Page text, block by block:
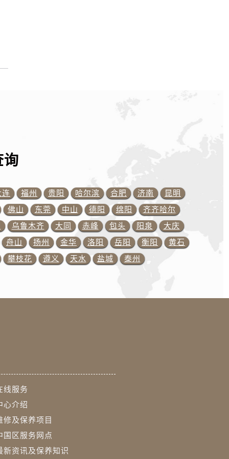
约）
询
连 福州 贵阳 哈尔滨 合肥 济南
昆明
佛山 东莞 中山 德阳 绵阳
齐齐哈尔
乌鲁木齐 大同 赤峰 包头 阳泉
大庆
舟山 扬州 金华 洛阳 岳阳 衡阳
黄石
攀枝花 遵义 天水 盐城 泰州
线服务
心介绍
修及保养项目
国区服务网点
新资讯及保养知识